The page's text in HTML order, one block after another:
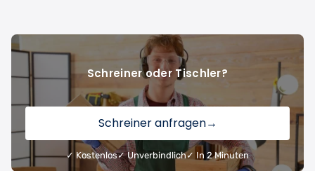
Schreiner oder Tischler?
Schreiner anfragen→
✓ Kostenlos✓ Unverbindlich✓ In 2 Minuten